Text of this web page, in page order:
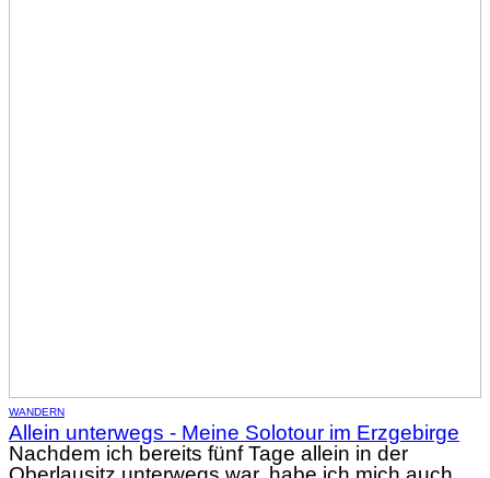
WANDERN
Allein unterwegs - Meine Solotour im Erzgebirge
Nachdem ich bereits fünf Tage allein in der